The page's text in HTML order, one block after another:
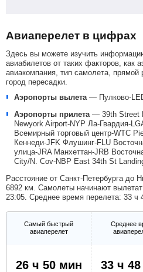
Авиаперелет в цифрах
Здесь вы можете изучить
авиабилетов от таких факторов, как
авиакомпания, тип самолета, прямой
город пересадки.
Аэропорты вылета — Пулково-
Аэропорты прилета — 39th Street
Newyork Airport-NYP Ла-Гвардия-
Всемирный торговый центр-WTC
Кеннеди-JFK Флушинг-FLU
улица-JRA Манхеттан-JRB
City/N. Cov-NBP East 34th St
Расстояние от Санкт-Петербурга до
6892 км. Самолеты начинают
23:05. Среднее время перелета: 33 ч
Самый быстрый
авиаперелет
Среднее
26 ч 50 мин 33 ч